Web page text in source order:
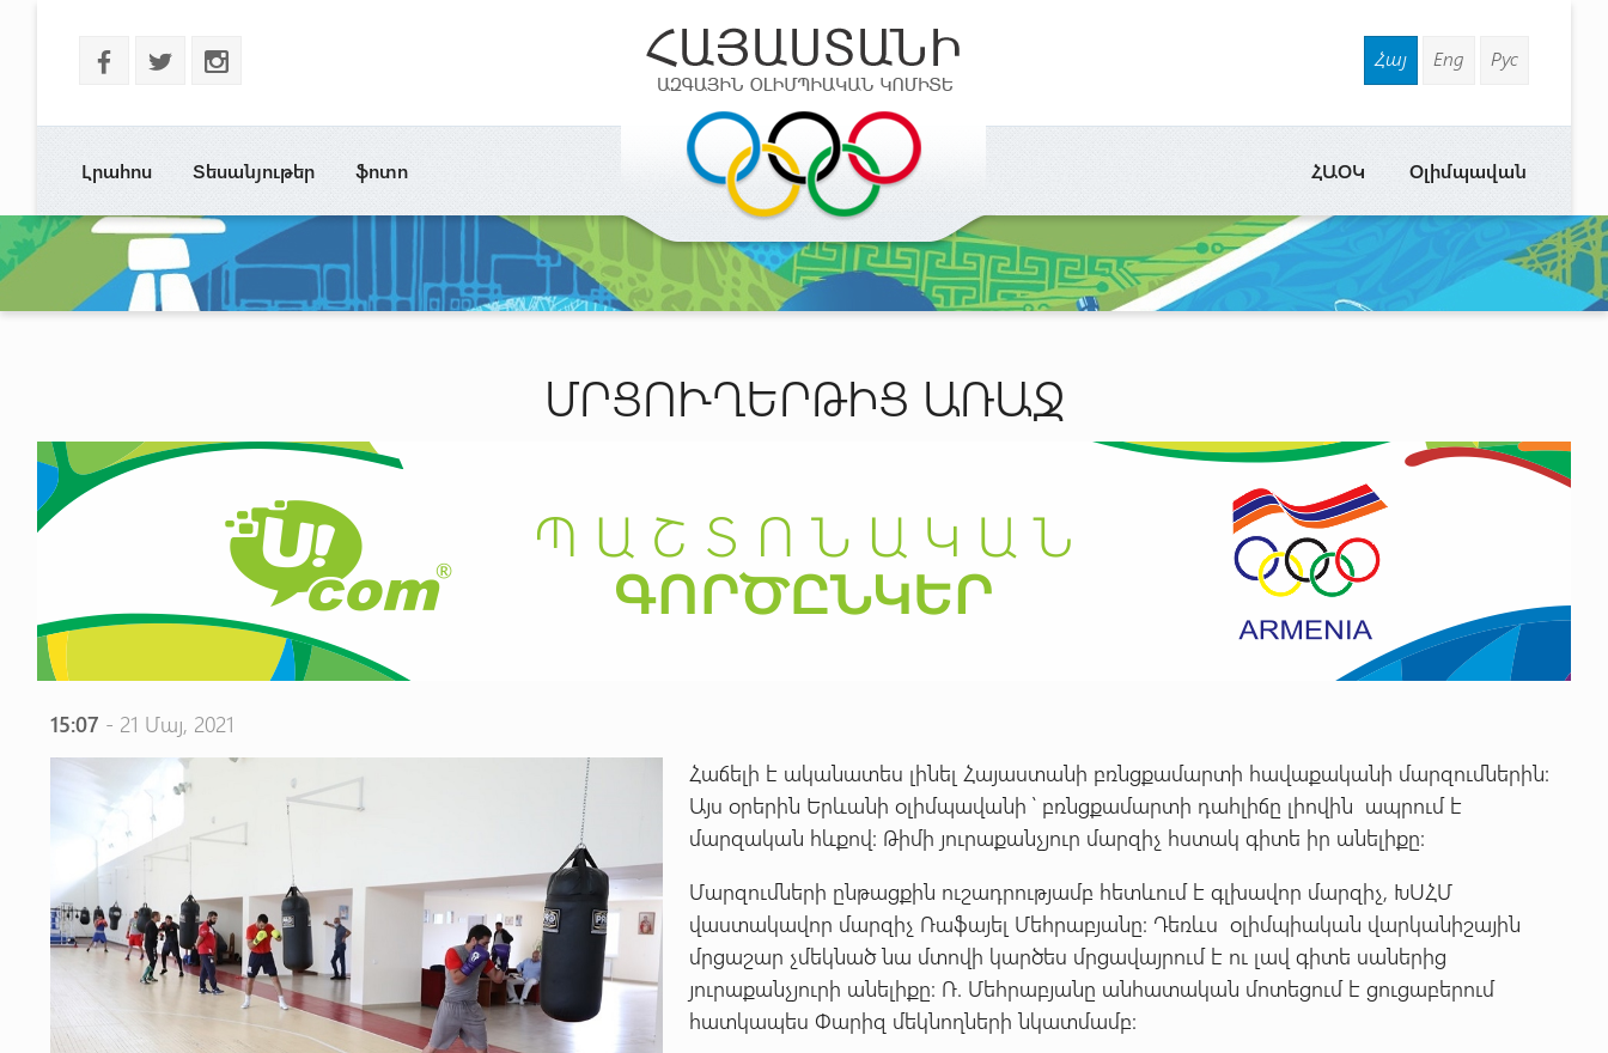
b a x Հայ Eng Рус
Լրահոս Տեսանյութեր ֆոտո Օլիմպավան
ՀԱՕԿ
ՄՐՑՈՒՂԵՐԹԻՑ ԱՌԱՋ
15:07 - 21 Մայ, 2021
Հաճելի է ականատես լինել Հայաստանի բռնցքամարտի հավաքականի մարզումներին:
Այս օրերին Երևանի օլիմպավանի ՝ բռնցքամարտի դահլիճը լիովին ապրում է
մարզական հևքով: Թիմի յուրաքանչյուր մարզիչ հստակ գիտե իր անելիքը:
Մարզումների ընթացքին ուշադրությամբ հետևում է գլխավոր մարզիչ, ԽՍՀՄ
վաստակավոր մարզիչ Ռաֆայել Մեհրաբյանը: Դեռևս օլիմպիական վարկանիշային
մրցաշար չմեկնած նա մտովի կարծես մրցավայրում է ու լավ գիտե սաներից
յուրաքանչյուրի անելիքը: Ռ. Մեհրաբյանը անհատական մոտեցում է ցուցաբերում
հատկապես Փարիզ մեկնողների նկատմամբ: